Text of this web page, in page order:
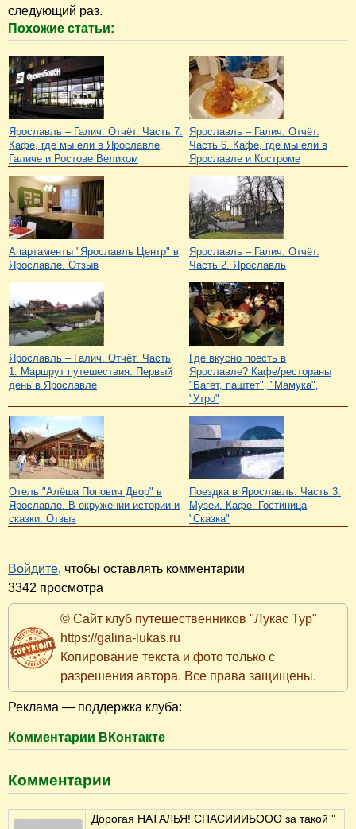
следующий раз.
Похожие статьи:
Ярославль – Галич. Отчёт. Часть 7.
Кафе, где мы ели в Ярославле,
Галиче и Ростове Великом
Ярославль – Галич. Отчёт.
Часть 6. Кафе, где мы ели в
Ярославле и Костроме
Апартаменты "Ярославль Центр" в
Ярославле. Отзыв
Ярославль – Галич. Отчёт.
Часть 2. Ярославль
Ярославль – Галич. Отчёт. Часть
1. Маршрут путешествия. Первый
день в Ярославле
Где вкусно поесть в
Ярославле? Кафе/рестораны
"Багет, паштет", "Мамука",
"Утро"
Отель "Алёша Попович Двор" в
Ярославле. В окружении истории и
сказки. Отзыв
Поездка в Ярославль. Часть 3.
Музеи. Кафе. Гостиница
"Сказка"
Войдите, чтобы оставлять комментарии
3342 просмотра
© Сайт клуб путешественников "Лукас Тур"
https://galina-lukas.ru
Копирование текста и фото только с
разрешения автора. Все права защищены.
Реклама — поддержка клуба:
Комментарии ВКонтакте
Комментарии
Дорогая НАТАЛЬЯ! СПАСИИИБООО за такой "